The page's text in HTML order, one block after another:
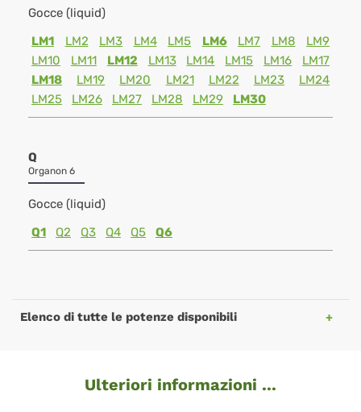
Gocce (liquid)
LM1
LM2 LM3 LM4 LM5 LM6 LM7 LM8
LM9
LM10
LM11 LM12 LM13 LM14 LM15 LM16
LM17
LM18
LM19 LM20 LM21 LM22 LM23
LM24
LM25
LM26 LM27 LM28 LM29 LM30
Q
Organon 6
Gocce (liquid)
Q1
Q2 Q3 Q4 Q5 Q6
Elenco di tutte le potenze disponibili
Ulteriori informazioni ...